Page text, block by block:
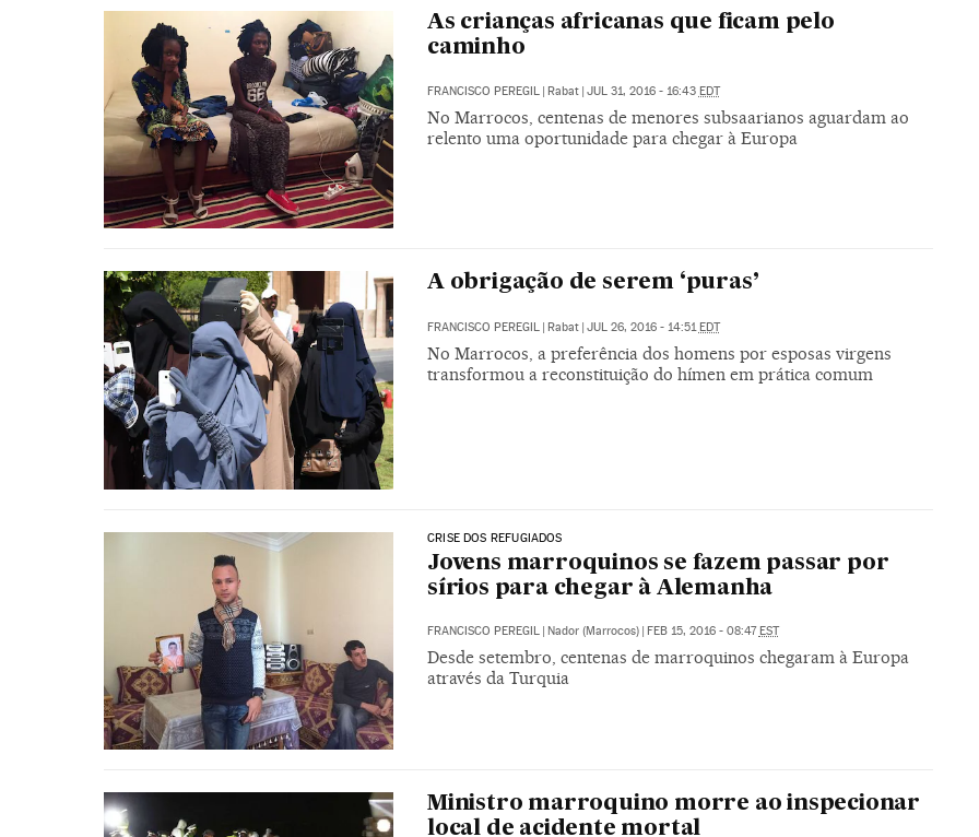
As crianças africanas que ficam pelo
caminho
FRANCISCO PEREGIL | Rabat | JUL 31, 2016 - 16:43 EDT
No Marrocos, centenas de menores subsaarianos aguardam ao
relento uma oportunidade para chegar à Europa
A obrigação de serem ‘puras’
FRANCISCO PEREGIL | Rabat | JUL 26, 2016 - 14:51EDT
No Marrocos, a preferência dos homens por esposas virgens
transformou a reconstituição do hímen em prática comum
CRISE DOS REFUGIADOS
Jovens marroquinos se fazem passar por
sírios para chegar à Alemanha
FRANCISCO PEREGIL | Nador (Marrocos) | FEB 15, 2016 - 08:47EST
Desde setembro, centenas de marroquinos chegaram à Europa
através da Turquia
Ministro marroquino morre ao inspecionar
local de acidente mortal